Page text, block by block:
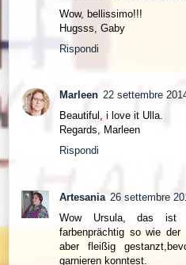
Wow, bellissimo!!!
Hugsss, Gaby
Rispondi
Marleen 22 settembre
Beautiful, i love it Ulla.
Regards, Marleen
Rispondi
Artesania 26 settembre
Wow Ursula, das ist
farbenprächtig so wie
aber fleißig
garnieren konntest.